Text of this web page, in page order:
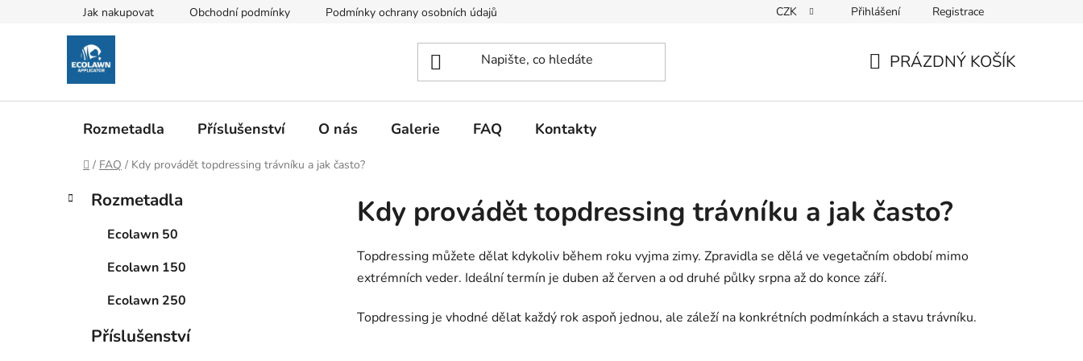
Jak nakupovat Obchodní podmínky Podmínky ochrany osobních údajů CZK Přihlášení Registrace
PRÁZDNÝ KOŠÍK
Rozmetadla Příslušenství O nás Galerie FAQ Kontakty
Domů
/ FAQ / Kdy provádět topdressing trávníku a jak často?
PPřeskočit
kategorie
K
a
Rozmetadla
Ecolawn 50
Ecolawn 150
Ecolawn 250
Příslušenství
Kdy provádět topdressing trávníku a jak často?
Topdressing můžete dělat kdykoliv během roku vyjma zimy. Zpravidla se dělá ve vegetačním období mimo
extrémních veder. Ideální termín je duben až červen a od druhé půlky srpna až do konce září.
Topdressing je vhodné dělat každý rok aspoň jednou, ale záleží na konkrétních podmínkách a stavu trávníku.